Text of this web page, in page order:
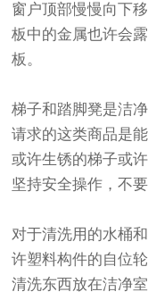
窗户顶部慢慢向下
板中的金属也许会
板。
梯子和踏脚凳是洁
请求的这类商品是
或许生锈的梯子或
坚持安全操作，不
对于清洗用的水桶
许塑料构件的自位
清洗东西放在洁净